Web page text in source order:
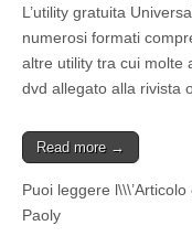
L’utility gratuita
numerosi formati
altre utility tra cui molte
dvd allegato alla rivista
Read more →
Puoi leggere
Paoly